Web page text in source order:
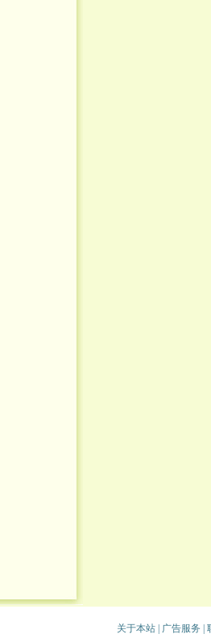
关于本站| 广告服务